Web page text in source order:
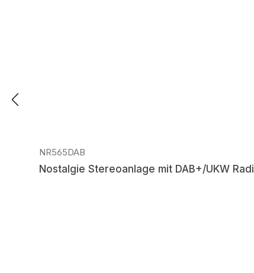
NR565DAB
Nostalgie Stereoanlage mit DAB+/UKW